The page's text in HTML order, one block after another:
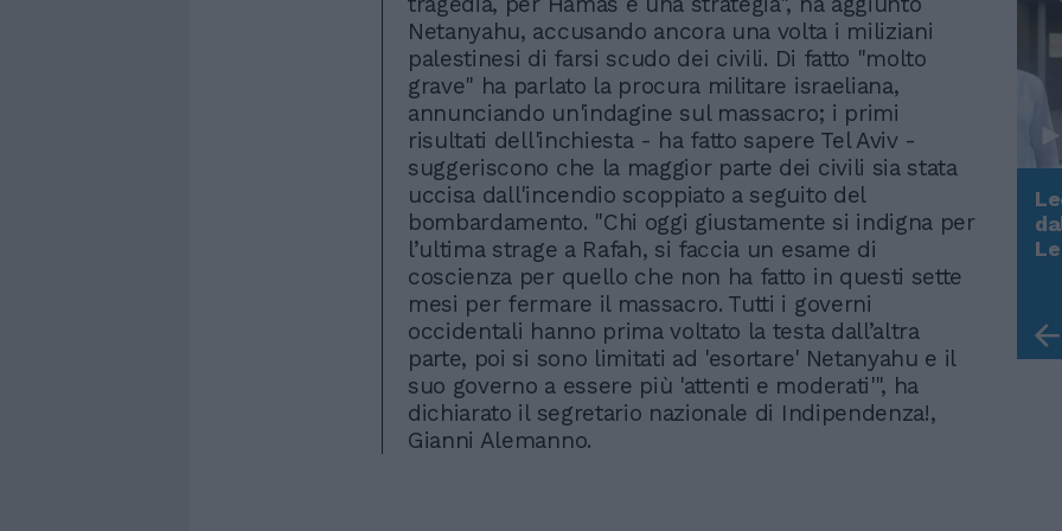
Netanyahu, accusando ancora una volta i miliziani
palestinesi di farsi scudo dei civili. Di fatto "molto
grave" ha parlato la procura militare israeliana,
annunciando un'indagine sul massacro; i primi
risultati dell'inchiesta - ha fatto sapere Tel Aviv -
suggeriscono che la maggior parte dei civili sia stata
uccisa dall'incendio scoppiato a seguito del
bombardamento. "Chi oggi giustamente si indigna per
l’ultima strage a Rafah, si faccia un esame di
coscienza per quello che non ha fatto in questi sette
mesi per fermare il massacro. Tutti i governi
occidentali hanno prima voltato la testa dall’altra
parte, poi si sono limitati ad 'esortare' Netanyahu e il
suo governo a essere più 'attenti e moderati'", ha
dichiarato il segretario nazionale di Indipendenza!,
Gianni Alemanno.
Rudy Giuliani a Come States?
Trump, Meloni e la strategia
americana